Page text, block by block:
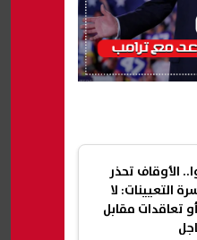
الأوقاف تحذر
التعيينات: لا
تعاقدات مقابل